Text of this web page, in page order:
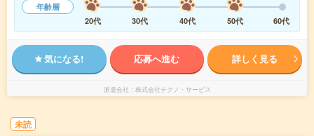
年齢層
20代
30代 40代 50代 60代
気になる! 応募へ進む 詳しく見る
派遣会社 株式会社テクノ・サービス
未読